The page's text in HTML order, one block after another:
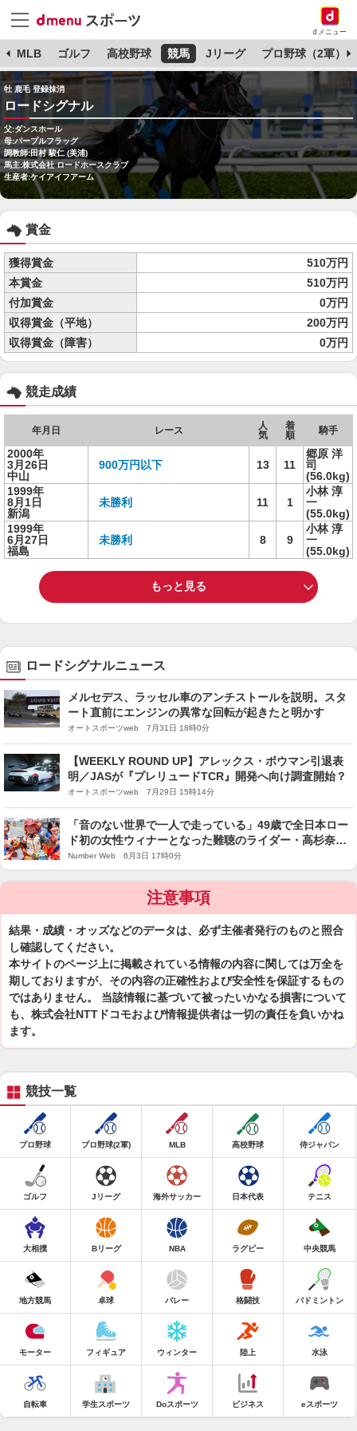
dメニュー
MLB ゴルフ 高校野球 競馬 Jリーグ プロ野球（2軍）
牡 鹿毛 登録抹消
ロードシグナル
父:ダンスホール
母:パープルフラッグ
調教師:田村 駿仁 (美浦)
馬主:株式会社 ロードホースクラブ
生産者:ケイアイフアーム
賞金
獲得賞金
510万円
本賞金
510万円
付加賞金
0万円
収得賞金（平地）
200万円
収得賞金（障害）
0万円
競走成績
年月日 レース
人
気
着
順
騎手
2000年
3月26日
中山
900万円以下 13 11
郷原 洋
司
(56.0kg)
1999年
8月1日
新潟
未勝利 11 1
小林 淳
一
(55.0kg)
1999年
6月27日
福島
未勝利 8 9
小林 淳
一
(55.0kg)
もっと見る
ロードシグナルニュース
メルセデス、ラッセル車のアンチストールを説明。スタ
ート直前にエンジンの異常な回転が起きたと明かす
オートスポーツweb 7月31日 18時0分
【WEEKLY ROUND UP】アレックス・ボウマン引退表
明／JASが『プレリュードTCR』開発へ向け調査開始？
オートスポーツweb 7月29日 15時14分
「音のない世界で一人で走っている」49歳で全日本ロー
ド初の女性ウィナーとなった難聴のライダー・高杉奈緒
子のレース人生
Number Web 6月3日 17時0分
注意事項
結果・成績・オッズなどのデータは、必ず主催者発行のものと照合
し確認してください。
本サイトのページ上に掲載されている情報の内容に関しては万全を
期しておりますが、その内容の正確性および安全性を保証するもの
ではありません。 当該情報に基づいて被ったいかなる損害について
も、株式会社NTTドコモおよび情報提供者は一切の責任を負いかね
ます。
競技一覧
プロ野球 プロ野球(2軍) MLB 高校野球 侍ジャパン
ゴルフ Jリーグ 海外サッカー 日本代表 テニス
大相撲 Bリーグ NBA ラグビー 中央競馬
地方競馬 卓球 バレー 格闘技 バドミントン
モーター フィギュア ウィンター 陸上 水泳
自転車 学生スポーツ Doスポーツ ビジネス eスポーツ